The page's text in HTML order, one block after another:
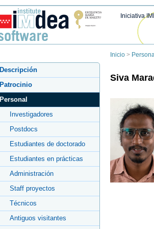
Iniciativa
Inicio >
Descripción
Patrocinio
Personal
Investigadores
Postdocs
Estudiantes de doctorado
Estudiantes en prácticas
Administración
Staff proyectos
Técnicos
Antiguos visitantes
Siva